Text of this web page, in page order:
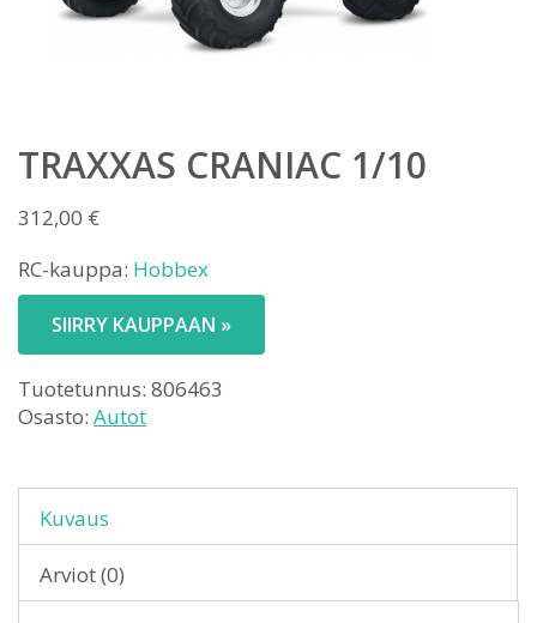
TRAXXAS CRANIAC 1/10
312,00 €
RC-kauppa: Hobbex
SIIRRY KAUPPAAN »
Tuotetunnus: 806463
Osasto: Autot
Kuvaus
Arviot (0)